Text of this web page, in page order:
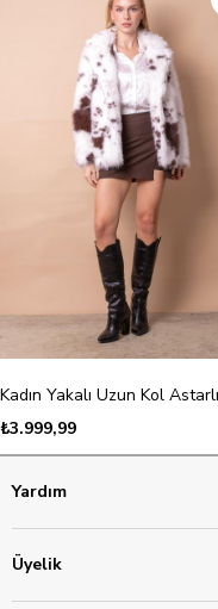
₺3.999,99
Yardım
Üyelik